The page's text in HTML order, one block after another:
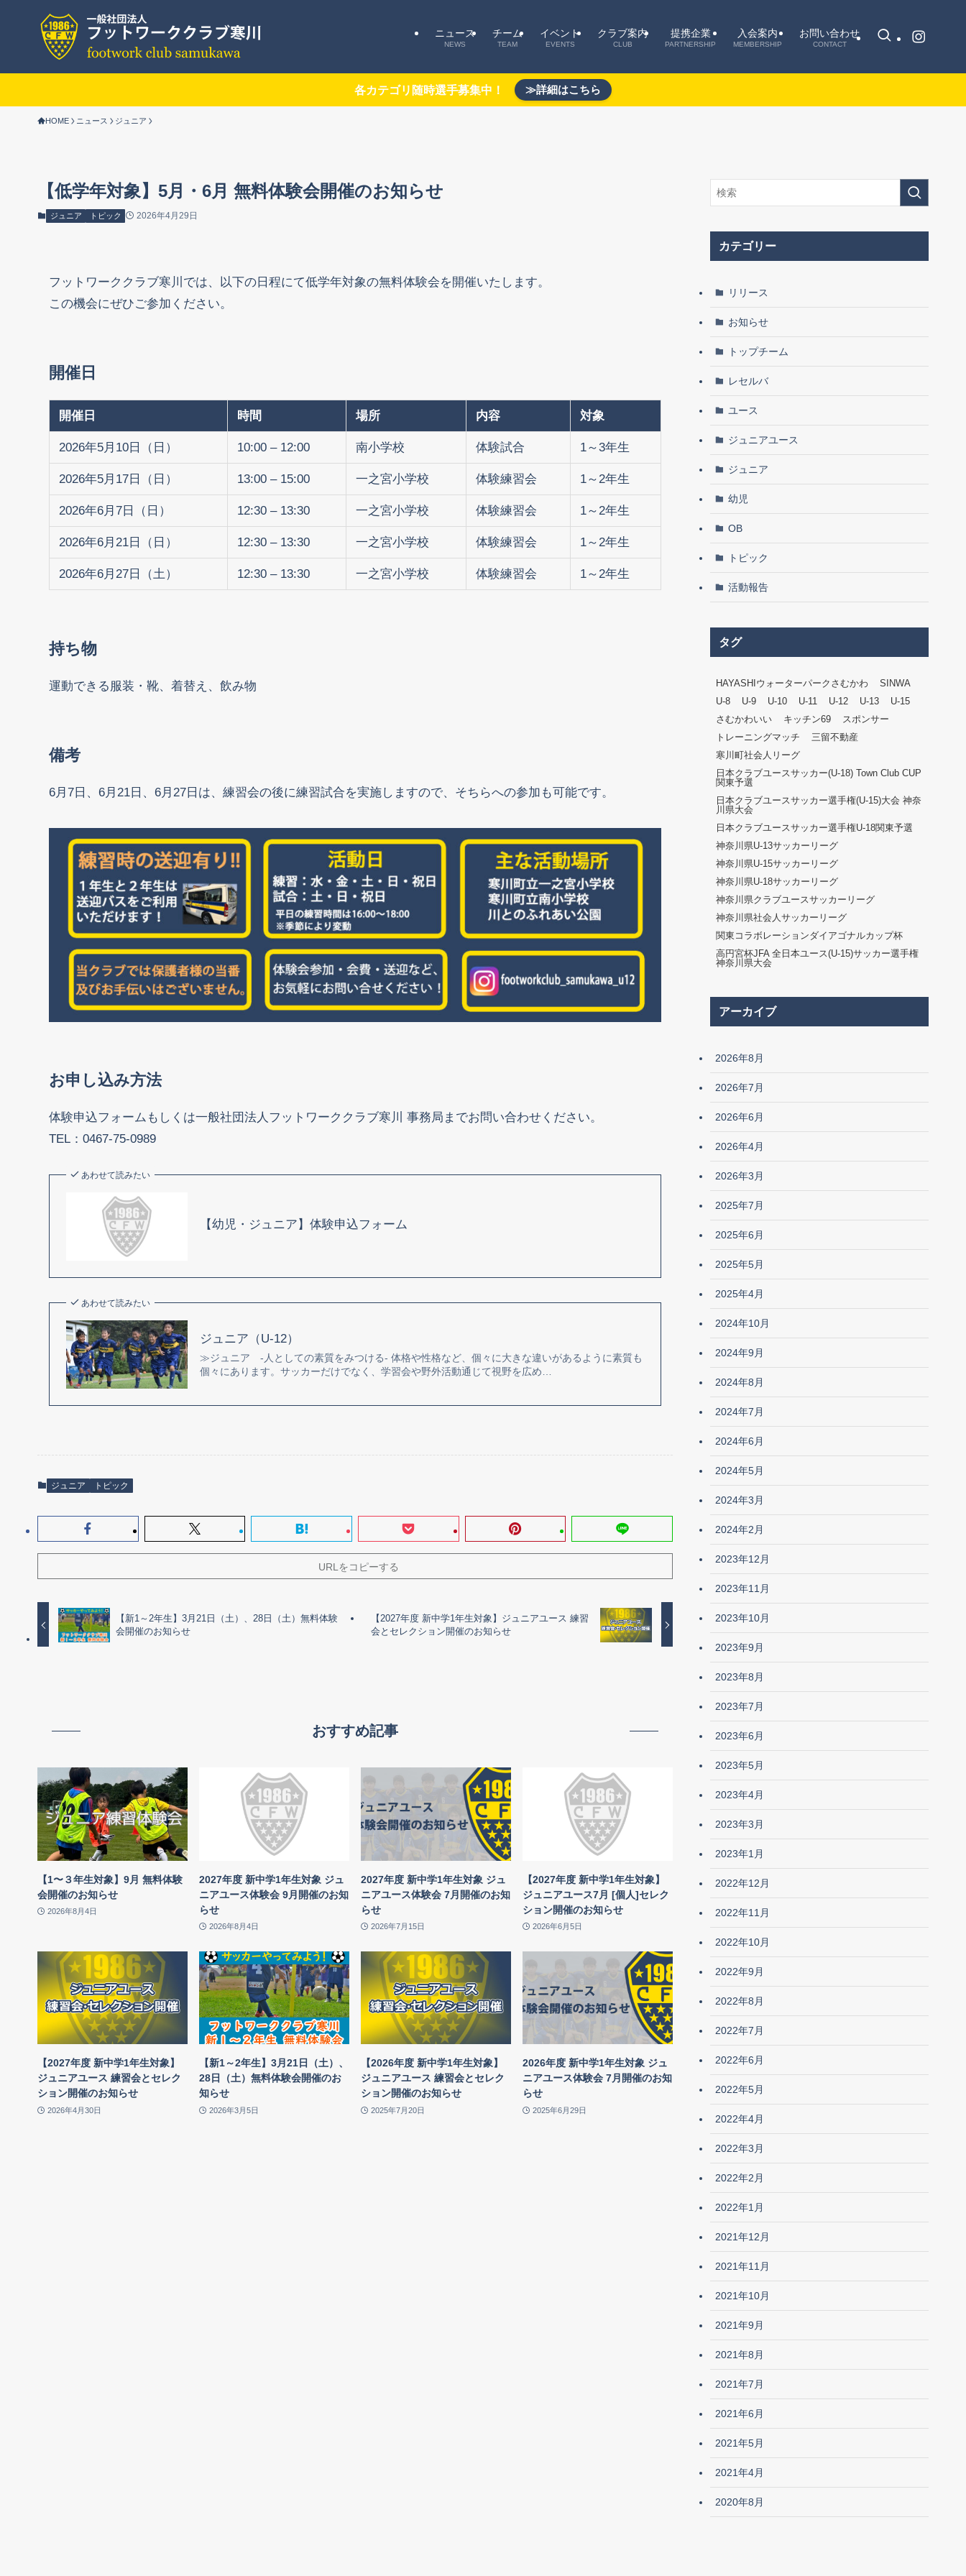
ニュース
NEWS
チーム
TEAM
イベント
EVENTS
クラブ案内
CLUB
提携企業
PARTNERSHIP
入会案内
MEMBERSHIP
お問い合わせ
CONTACT
各カテゴリ随時選手募集中！ ≫詳細はこちら
HOME ニュース ジュニア
【低学年対象】5月・6月 無料体験会開催のお知らせ
ジュニア トピック 2026年4月29日
フットワーククラブ寒川では、以下の日程にて低学年対象の無料体験会を開催いたします。
この機会にぜひご参加ください。
開催日
開催日 時間 場所 内容 対象
2026年5月10日（日） 10:00 – 12:00 南小学校 体験試合 1～3年生
2026年5月17日（日） 13:00 – 15:00 一之宮小学校 体験練習会 1～2年生
2026年6月7日（日） 12:30 – 13:30 一之宮小学校 体験練習会 1～2年生
2026年6月21日（日） 12:30 – 13:30 一之宮小学校 体験練習会 1～2年生
2026年6月27日（土） 12:30 – 13:30 一之宮小学校 体験練習会 1～2年生
持ち物
運動できる服装・靴、着替え、飲み物
備考
6月7日、6月21日、6月27日は、練習会の後に練習試合を実施しますので、そちらへの参加も可能です。
お申し込み方法
体験申込フォームもしくは一般社団法人フットワーククラブ寒川 事務局までお問い合わせください。
TEL：0467-75-0989
あわせて読みたい
【幼児・ジュニア】体験申込フォーム
あわせて読みたい
ジュニア（U-12）
≫ジュニア -人としての素質をみつける- 体格や性格など、個々に大きな違いがあるように素質も
個々にあります。サッカーだけでなく、学習会や野外活動通じて視野を広め…
ジュニア トピック
URLをコピーする
【新1～2年生】3月21日（土）、28日（土）無料体験
会開催のお知らせ
【2027年度 新中学1年生対象】ジュニアユース 練習
会とセレクション開催のお知らせ
おすすめ記事
【1〜３年生対象】9月 無料体験
会開催のお知らせ
2026年8月4日
2027年度 新中学1年生対象 ジュ
ニアユース体験会 9月開催のお知
らせ
2026年8月4日
2027年度 新中学1年生対象 ジュ
ニアユース体験会 7月開催のお知
らせ
2026年7月15日
【2027年度 新中学1年生対象】
ジュニアユース7月 [個人]セレク
ション開催のお知らせ
2026年6月5日
【2027年度 新中学1年生対象】
ジュニアユース 練習会とセレク
ション開催のお知らせ
2026年4月30日
【新1～2年生】3月21日（土）、
28日（土）無料体験会開催のお
知らせ
2026年3月5日
【2026年度 新中学1年生対象】
ジュニアユース 練習会とセレク
ション開催のお知らせ
2025年7月20日
2026年度 新中学1年生対象 ジュ
ニアユース体験会 7月開催のお知
らせ
2025年6月29日
カテゴリー
リリース
お知らせ
トップチーム
レセルバ
ユース
ジュニアユース
ジュニア
幼児
OB
トピック
活動報告
タグ
HAYASHIウォーターパークさむかわ
SINWA
U-8
U-9 U-10 U-11 U-12 U-13
U-15
さむかわいい
キッチン69
スポンサー
トレーニングマッチ
三留不動産
寒川町社会人リーグ
日本クラブユースサッカー(U-18) Town Club CUP
関東予選
日本クラブユースサッカー選手権(U-15)大会 神奈
川県大会
日本クラブユースサッカー選手権U-18関東予選
神奈川県U-13サッカーリーグ
神奈川県U-15サッカーリーグ
神奈川県U-18サッカーリーグ
神奈川県クラブユースサッカーリーグ
神奈川県社会人サッカーリーグ
関東コラボレーションダイアゴナルカップ杯
高円宮杯JFA 全日本ユース(U-15)サッカー選手権
神奈川県大会
アーカイブ
2026年8月
2026年7月
2026年6月
2026年4月
2026年3月
2025年7月
2025年6月
2025年5月
2025年4月
2024年10月
2024年9月
2024年8月
2024年7月
2024年6月
2024年5月
2024年3月
2024年2月
2023年12月
2023年11月
2023年10月
2023年9月
2023年8月
2023年7月
2023年6月
2023年5月
2023年4月
2023年3月
2023年1月
2022年12月
2022年11月
2022年10月
2022年9月
2022年8月
2022年7月
2022年6月
2022年5月
2022年4月
2022年3月
2022年2月
2022年1月
2021年12月
2021年11月
2021年10月
2021年9月
2021年8月
2021年7月
2021年6月
2021年5月
2021年4月
2020年8月